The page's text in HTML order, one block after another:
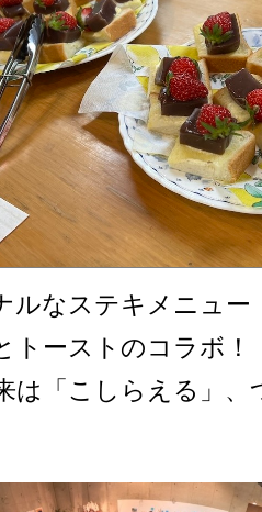
ルなステキメニュー
トーストのコラボ！
は「こしらえる」、